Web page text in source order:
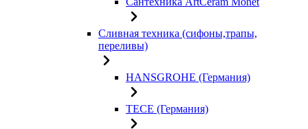
Сливная техника (сифоны,трапы,
переливы)
HANSGROHE (Германия)
TECE (Германия)